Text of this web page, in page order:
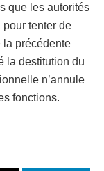
que les autorités
tenter de
la précédente
la destitution du
n’annule
fonctions.